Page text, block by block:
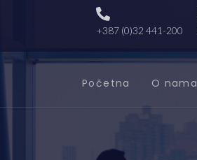
+387 (0)32 441-200
Početna O nama